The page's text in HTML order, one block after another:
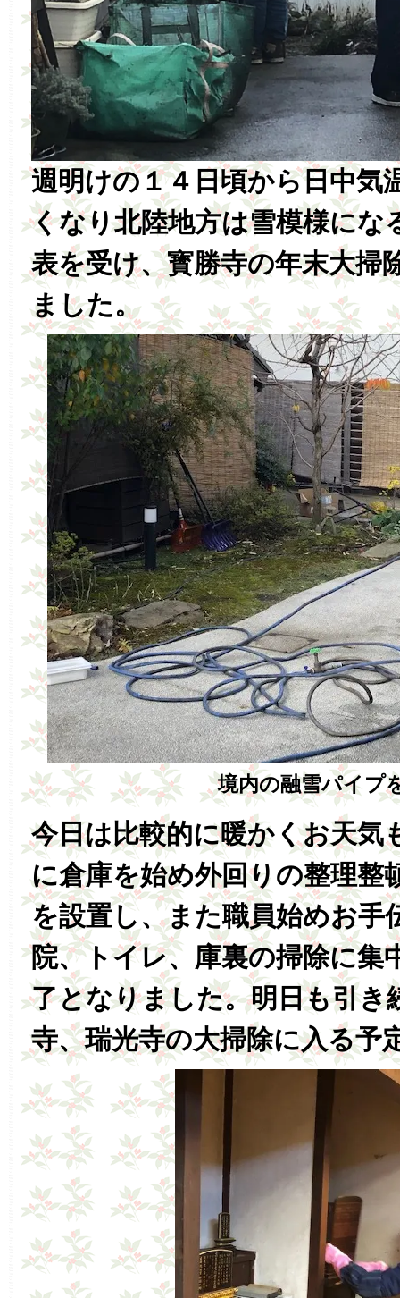
週明けの１４日頃から日中
くなり北陸地方は雪模様にな
表を受け、寳勝寺の年末大掃
ました。
境内の融雪パイプ
今日は比較的に暖かくお天気
に倉庫を始め外回りの整理整
を設置し、また職員始めお手
院、トイレ、庫裏の掃除に集
了となりました。明日も引き
寺、瑞光寺の大掃除に入る予